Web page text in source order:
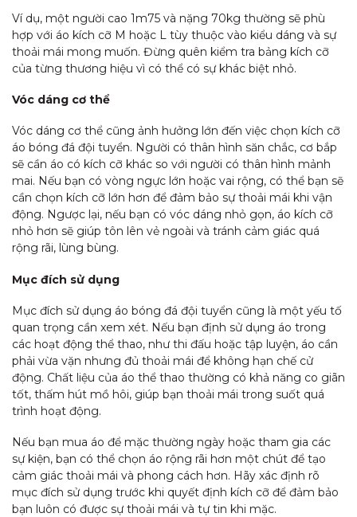
Ví dụ, một người cao 1m75 và nặng 70kg thường sẽ phù
hợp với áo kích cỡ M hoặc L tùy thuộc vào kiểu dáng và sự
thoải mái mong muốn. Đừng quên kiểm tra bảng kích cỡ
của từng thương hiệu vì có thể có sự khác biệt nhỏ.
Vóc dáng cơ thể
Vóc dáng cơ thể cũng ảnh hưởng lớn đến việc chọn kích cỡ
áo bóng đá đội tuyển. Người có thân hình săn chắc, cơ bắp
sẽ cần áo có kích cỡ khác so với người có thân hình mảnh
mai. Nếu bạn có vòng ngực lớn hoặc vai rộng, có thể bạn sẽ
cần chọn kích cỡ lớn hơn để đảm bảo sự thoải mái khi vận
động. Ngược lại, nếu bạn có vóc dáng nhỏ gọn, áo kích cỡ
nhỏ hơn sẽ giúp tôn lên vẻ ngoài và tránh cảm giác quá
rộng rãi, lùng bùng.
Mục đích sử dụng
Mục đích sử dụng áo bóng đá đội tuyển cũng là một yếu tố
quan trọng cần xem xét. Nếu bạn định sử dụng áo trong
các hoạt động thể thao, như thi đấu hoặc tập luyện, áo cần
phải vừa vặn nhưng đủ thoải mái để không hạn chế cử
động. Chất liệu của áo thể thao thường có khả năng co giãn
tốt, thấm hút mồ hôi, giúp bạn thoải mái trong suốt quá
trình hoạt động.
Nếu bạn mua áo để mặc thường ngày hoặc tham gia các
sự kiện, bạn có thể chọn áo rộng rãi hơn một chút để tạo
cảm giác thoải mái và phong cách hơn. Hãy xác định rõ
mục đích sử dụng trước khi quyết định kích cỡ để đảm bảo
bạn luôn có được sự thoải mái và tự tin khi mặc.